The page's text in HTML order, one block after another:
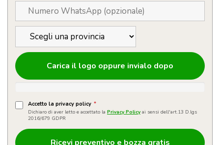
Carica il logo oppure invialo dopo
Accetto la privacy policy *
Dichiaro di aver letto e accettato la Privacy Policy ai sensi dell'art.13 D.lgs
2016/679 GDPR